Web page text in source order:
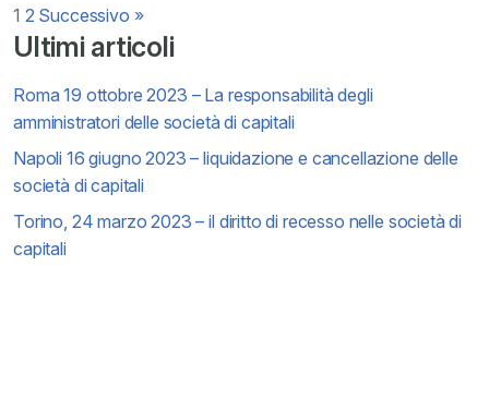
Ultimi articoli
Roma 19 ottobre 2023 – La responsabilità degli
amministratori delle società di capitali
Napoli 16 giugno 2023 – liquidazione e cancellazione delle
società di capitali
Torino, 24 marzo 2023 – il diritto di recesso nelle società di
capitali
Paginazione
degli
articoli
1 2 Successivo »